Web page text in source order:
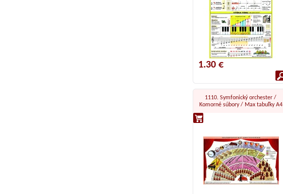
1.30 €
1110. Symfonický orchester /
Komorné súbory / Max tabuľky A4